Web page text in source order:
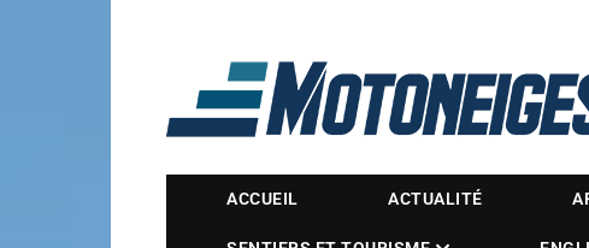
Magazine
ACCUEIL ACTUALITÉ